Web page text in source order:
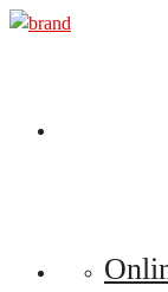
Preskoči